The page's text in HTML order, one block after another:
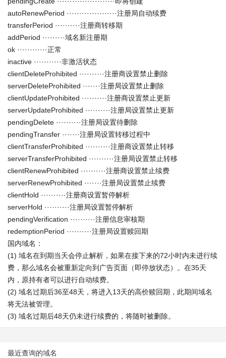
autoRenewPeriod ····················注册局自动续费
transferPeriod ··········注册商转移期
addPeriod ·········域名新注册期
ok ············正常
inactive ···········非激活状态
clientDeleteProhibited ··········注册商设置禁止删除
serverDeleteProhibited ·······注册局设置禁止删除
clientUpdateProhibited ··········注册商设置禁止更新
serverUpdateProhibited ··········注册局设置禁止更新
pendingDelete ··········注册局设置待删除
pendingTransfer ·······注册局设置转移过程中
clientTransferProhibited ··········注册商设置禁止转移
serverTransferProhibited ··········注册局设置禁止转移
clientRenewProhibited ··········注册商设置禁止续费
serverRenewProhibited ·······注册局设置禁止续费
clientHold ··········注册商设置暂停解析
serverHold ··········注册局设置暂停解析
pendingVerification ··········注册信息审核期
redemptionPeriod ··········注册局设置赎回期
国内域名：
(1) 域名在到期当天会停止解析，如果在接下来的72小时内未进行续
费，那么域名会被重新定向到广告页面（即停放状态）。在35天
内，原持有者可以进行自动续费。
(2) 域名过期后36至48天，将进入13天的高价赎回期，此期间域名
将无法被管理。
(3) 域名过期后48天仍未进行续费的，将随时被删除。
最近查询的域名